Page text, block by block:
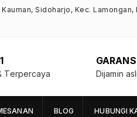
Sidoharjo, Kec.
Terpercaya Dijamin
BLOG HUBUNGI